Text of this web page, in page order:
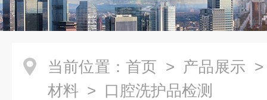
当前位置： 首页 > 产品展示
材料 > 口腔洗护品检测